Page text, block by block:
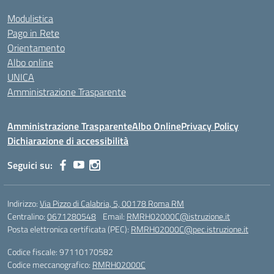
Modulistica
Pago in Rete
Orientamento
Albo online
UNICA
Amministrazione Trasparente
Amministrazione TrasparenteAlbo OnlinePrivacy Policy
Dichiarazione di accessibilità
Seguici su:
Indirizzo:Via Pizzo di Calabria, 5, 00178 Roma RM
Centralino:0671280548 Email: RMRH02000C@istruzione.it
Posta elettronica certificata (PEC): RMRH02000C@pec.istruzione.it
Codice fiscale: 97110170582
Codice meccanografico: RMRH02000C